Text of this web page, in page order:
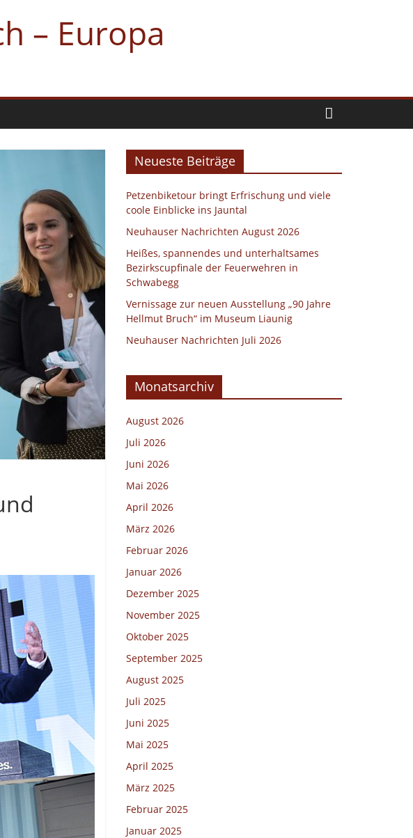
– Europa
Neueste Beiträge
Petzenbiketour bringt Erfrischung und viele
coole Einblicke ins Jauntal
Neuhauser Nachrichten August 2026
Heißes, spannendes und unterhaltsames
Bezirkscupfinale der Feuerwehren in
Schwabegg
Vernissage zur neuen Ausstellung „90 Jahre
Hellmut Bruch“ im Museum Liaunig
Neuhauser Nachrichten Juli 2026
Monatsarchiv
August 2026
Juli 2026
Juni 2026
Mai 2026
April 2026
März 2026
Februar 2026
Januar 2026
Dezember 2025
November 2025
Oktober 2025
September 2025
August 2025
Juli 2025
Juni 2025
Mai 2025
April 2025
März 2025
Februar 2025
Januar 2025